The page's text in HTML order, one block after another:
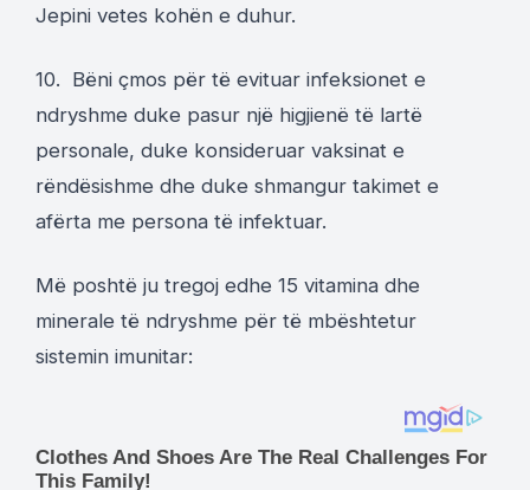
Jepini vetes kohën e duhur.
10. Bëni çmos për të evituar infeksionet e
ndryshme duke pasur një higjienë të lartë
personale, duke konsideruar vaksinat e
rëndësishme dhe duke shmangur takimet e
afërta me persona të infektuar.
Më poshtë ju tregoj edhe 15 vitamina dhe
minerale të ndryshme për të mbështetur
sistemin imunitar: